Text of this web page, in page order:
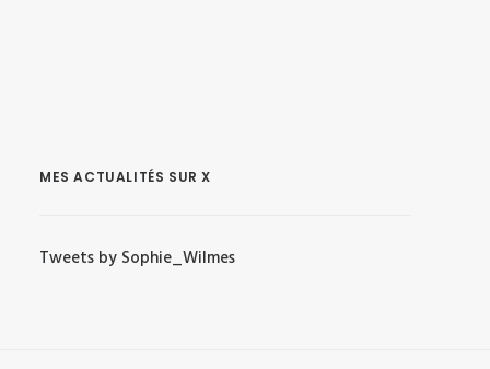
MES ACTUALITÉS SUR X
Tweets by Sophie_Wilmes